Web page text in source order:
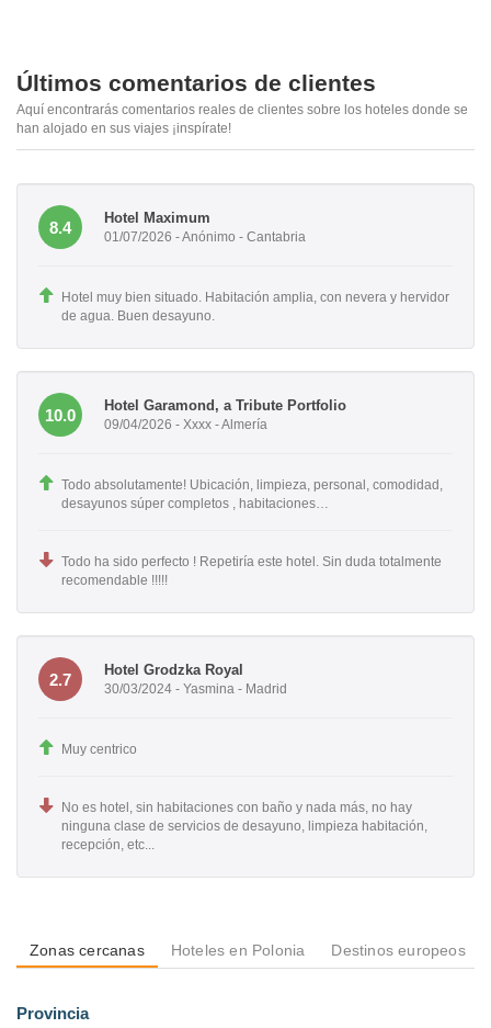
Últimos comentarios de clientes
Aquí encontrarás comentarios reales de clientes sobre los hoteles donde se
han alojado en sus viajes ¡inspírate!
8.4
Hotel Maximum
01/07/2026 - Anónimo - Cantabria
Hotel muy bien situado. Habitación amplia, con nevera y hervidor
de agua. Buen desayuno.
10.0
Hotel Garamond, a Tribute Portfolio
09/04/2026 - Xxxx - Almería
Todo absolutamente! Ubicación, limpieza, personal, comodidad,
desayunos súper completos , habitaciones…
Todo ha sido perfecto ! Repetiría este hotel. Sin duda totalmente
recomendable !!!!!
2.7
Hotel Grodzka Royal
30/03/2024 - Yasmina - Madrid
Muy centrico
No es hotel, sin habitaciones con baño y nada más, no hay
ninguna clase de servicios de desayuno, limpieza habitación,
recepción, etc...
Zonas cercanas Hoteles en Polonia Destinos europeos
Provincia